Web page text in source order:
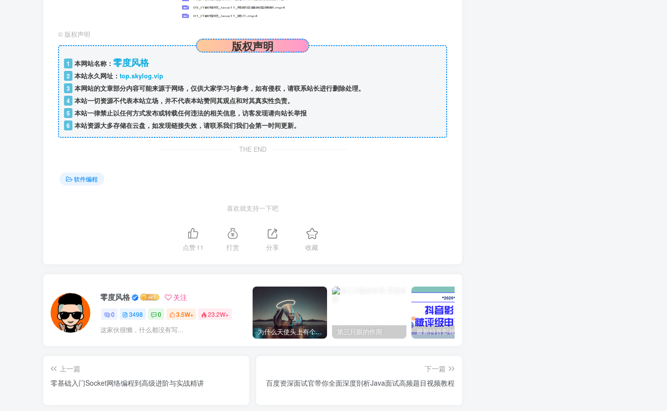
© 版权声明
版权声明
1 本网站名称： 零度风格
2 本站永久网址： top.skylog.vip
3 本网站的文章部分内容可能来源于网络，仅供大家学习与参考，如有侵权，请联系站长进行删除处理。
4 本站一切资源不代表本站立场，并不代表本站赞同其观点和对其真实性负责。
5 本站一律禁止以任何方式发布或转载任何违法的相关信息，访客发现请向站长举报
6 本站资源大多存储在云盘，如发现链接失效，请联系我们我们会第一时间更新。
THE END
软件编程
喜欢就支持一下吧
点赞11 打赏 分享 收藏
零度风格 关注
0 3498 0 3.5W+ 23.2W+
这家伙很懒，什么都没有写... 为什么天使头上有个圈？ 第三只眼的作用
上一篇
零基础入门Socket网络编程到高级进阶与实战精讲
下一篇
百度资深面试官带你全面深度剖析Java面试高频题目视频教程